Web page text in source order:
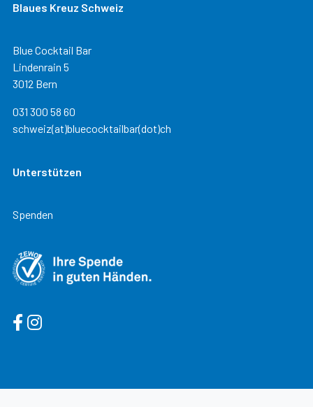
Blaues Kreuz Schweiz
Blue Cocktail Bar
Lindenrain 5
3012 Bern
031 300 58 60
schweiz(at)bluecocktailbar(dot)ch
Unterstützen
Spenden